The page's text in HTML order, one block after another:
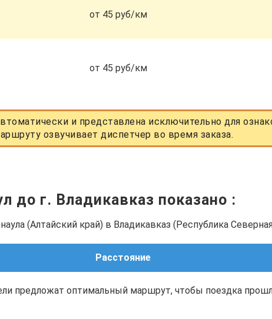
от 45 руб/км
от 45 руб/км
и представлена исключительно для
озвучивает диспетчер во время заказа.
до г. Владикавказ показано :
(Алтайский край) в Владикавказ (Республика
Расстояние
предложат оптимальный маршрут, чтобы поездка